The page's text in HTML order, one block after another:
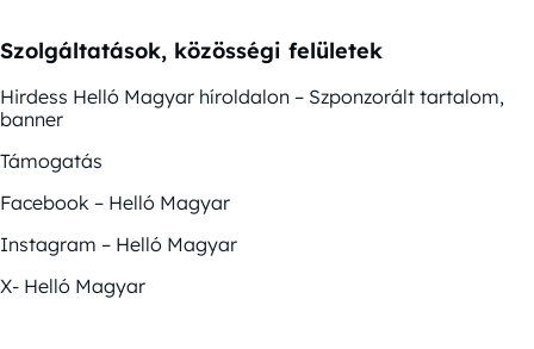
Szolgáltatások, közösségi felületek
Hirdess Helló Magyar híroldalon – Szponzorált tartalom,
banner
Támogatás
Facebook – Helló Magyar
Instagram – Helló Magyar
X- Helló Magyar